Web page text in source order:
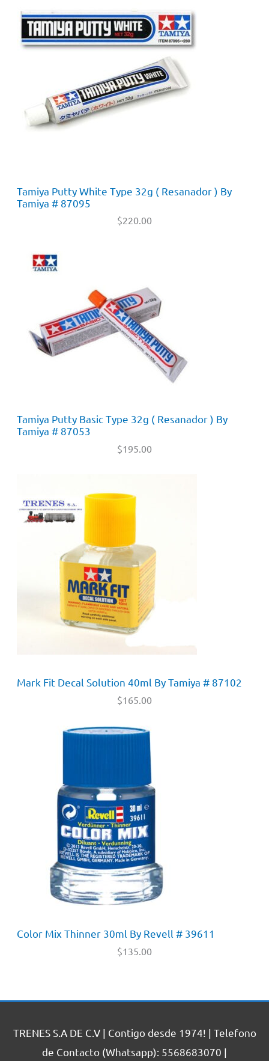
Tamiya Putty White Type 32g ( Resanador ) By
Tamiya # 87095
$220.00
Tamiya Putty Basic Type 32g ( Resanador ) By
Tamiya # 87053
$195.00
Mark Fit Decal Solution 40ml By Tamiya # 87102
$165.00
Color Mix Thinner 30ml By Revell # 39611
$135.00
TRENES S.A DE C.V | Contigo desde 1974! | Telefono
de Contacto (Whatsapp): 5568683070 |